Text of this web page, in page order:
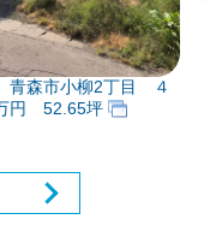
森市小柳2丁目 ４
円 52.65坪